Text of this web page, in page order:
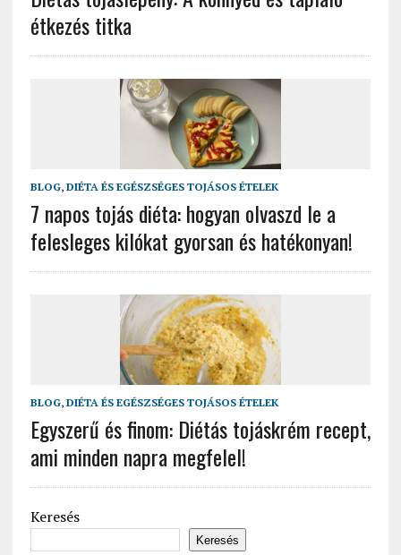
étkezés titka
BLOG, DIÉTA ÉS EGÉSZSÉGES TOJÁSOS ÉTELEK
7 napos tojás diéta: hogyan olvaszd le a
felesleges kilókat gyorsan és hatékonyan!
BLOG, DIÉTA ÉS EGÉSZSÉGES TOJÁSOS ÉTELEK
Egyszerű és finom: Diétás tojáskrém recept,
ami minden napra megfelel!
Keresés
Keresés